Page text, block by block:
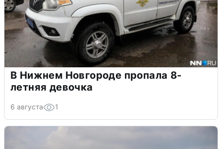
В Нижнем Новгороде пропала 8-
летняя девочка
6 августа 1